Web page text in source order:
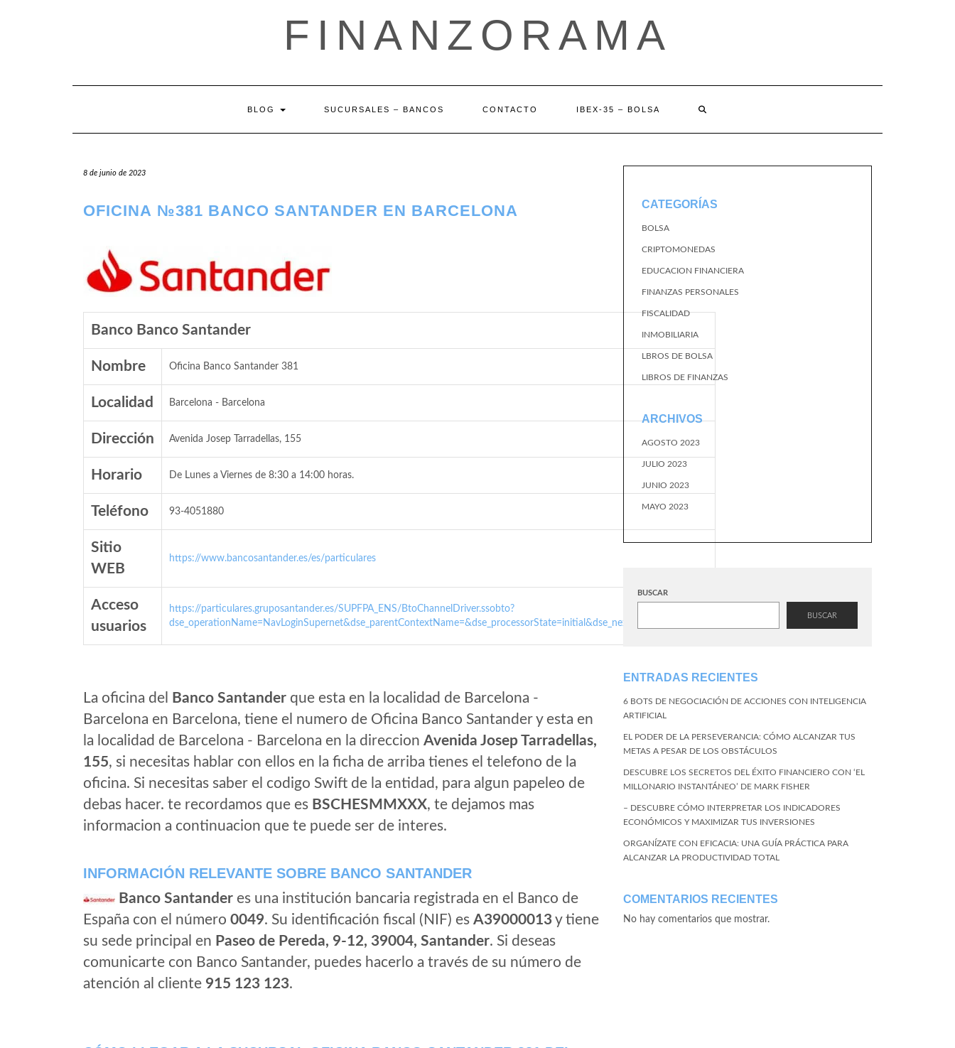
FINANZORAMA
BLOG SUCURSALES – BANCOS CONTACTO IBEX-35 – BOLSA
8 de junio de 2023
OFICINA №381 BANCO SANTANDER EN BARCELONA
Banco Banco Santander
Nombre Oficina Banco Santander 381
Localidad Barcelona - Barcelona
Dirección Avenida Josep Tarradellas, 155
Horario De Lunes a Viernes de 8:30 a 14:00 horas.
Teléfono 93-4051880
Sitio
WEB
https://www.bancosantander.es/es/particulares
Acceso
usuarios
https://particulares.gruposantander.es/SUPFPA_ENS/BtoChannelDriver.ssobto?
dse_operationName=NavLoginSupernet&dse_parentContextName=&dse_processorState=initial&dse_nextEventName=start
La oficina del Banco Santander que esta en la localidad de Barcelona -
Barcelona en Barcelona, tiene el numero de Oficina Banco Santander y esta en
la localidad de Barcelona - Barcelona en la direccion Avenida Josep Tarradellas,
155, si necesitas hablar con ellos en la ficha de arriba tienes el telefono de la
oficina. Si necesitas saber el codigo Swift de la entidad, para algun papeleo de
debas hacer. te recordamos que es BSCHESMMXXX, te dejamos mas
informacion a continuacion que te puede ser de interes.
INFORMACIÓN RELEVANTE SOBRE BANCO SANTANDER
Banco Santander es una institución bancaria registrada en el Banco de
España con el número 0049. Su identificación fiscal (NIF) es A39000013y tiene
su sede principal en Paseo de Pereda, 9-12, 39004, Santander. Si deseas
comunicarte con Banco Santander, puedes hacerlo a través de su número de
atención al cliente 915 123 123.
CATEGORÍAS
BOLSA
CRIPTOMONEDAS
EDUCACION FINANCIERA
FINANZAS PERSONALES
FISCALIDAD
INMOBILIARIA
LBROS DE BOLSA
LIBROS DE FINANZAS
ARCHIVOS
AGOSTO 2023
JULIO 2023
JUNIO 2023
MAYO 2023
BUSCAR
BUSCAR
ENTRADAS RECIENTES
6 BOTS DE NEGOCIACIÓN DE ACCIONES CON INTELIGENCIA
ARTIFICIAL
EL PODER DE LA PERSEVERANCIA: CÓMO ALCANZAR TUS
METAS A PESAR DE LOS OBSTÁCULOS
DESCUBRE LOS SECRETOS DEL ÉXITO FINANCIERO CON ‘EL
MILLONARIO INSTANTÁNEO’ DE MARK FISHER
– DESCUBRE CÓMO INTERPRETAR LOS INDICADORES
ECONÓMICOS Y MAXIMIZAR TUS INVERSIONES
ORGANÍZATE CON EFICACIA: UNA GUÍA PRÁCTICA PARA
ALCANZAR LA PRODUCTIVIDAD TOTAL
COMENTARIOS RECIENTES
No hay comentarios que mostrar.